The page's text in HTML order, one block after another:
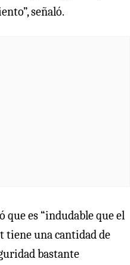
señaló.
que es “indudable que el
tiene una cantidad de
bastante